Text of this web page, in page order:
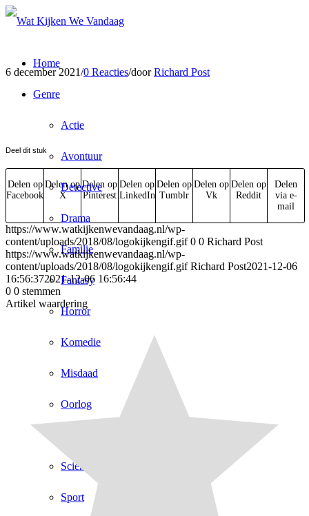
Home
Genre
Actie
Avontuur
Detective
Drama
Familie
Fantasy
Horror
Komedie
Misdaad
Oorlog
Sciencefiction
Sport
6 december 2021/0 Reacties/doorRichard Post
Deel dit stuk
Delen op
Facebook
Delen op
X
Delen op
Pinterest
Delen op
LinkedIn
Delen op
Tumblr
Delen op
Vk
Delen op
Reddit
Delen
via e-
mail
https://www.watkijkenwevandaag.nl/wp-
content/uploads/2018/08/logokijkengif.gif 0 0 Richard Post
https://www.watkijkenwevandaag.nl/wp-
content/uploads/2018/08/logokijkengif.gif Richard Post2021-12-06
16:56:372021-12-06 16:56:44
0 0 stemmen
Artikel waardering